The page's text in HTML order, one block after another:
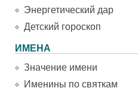
Энергетический дар
Детский гороскоп
ИМЕНА
Значение имени
Именины по святкам